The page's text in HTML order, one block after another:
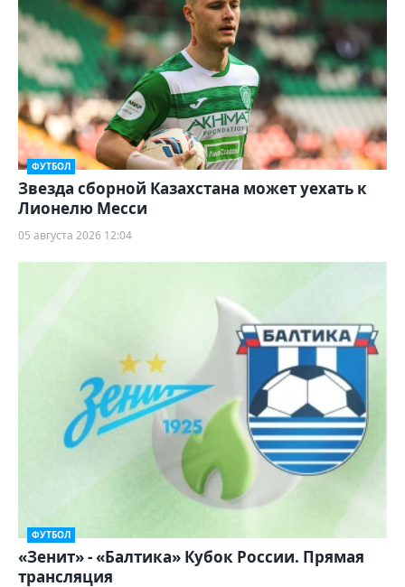
ФУТБОЛ
Звезда сборной Казахстана может уехать к
Лионелю Месси
05 августа 2026 12:04
ФУТБОЛ
«Зенит» - «Балтика» Кубок России. Прямая
трансляция